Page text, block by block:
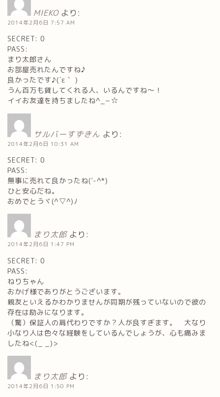
MIEKO より:
2014年2月6日 7:57 AM
SECRET: 0
PASS:
まり太郎さん
お部屋売れたんですね♪
良かったです♪(´ε｀ )
うん百万も貸してくれる人、いるんですね～！
イイお友達を持ちましたね^_−☆
サルバーすずきん より:
2014年2月6日 10:31 AM
SECRET: 0
PASS:
無事に売れて良かったね('-^*)
ひと安心だね。
おめでとうヾ(^▽^)ﾉ
まり太郎 より:
2014年2月6日 1:47 PM
SECRET: 0
PASS:
ねりちゃん
おかげ様でありがとうございます。
親友といえるかわかりませんが同期が残っていないので彼の
存在は励みになります。
（驚）保証人の肩代わりですか？人が良すぎます。 大なり
小なり人は色々な経験をしているんでしょうが、心も痛みま
したね<(_ _)>
まり太郎 より:
2014年2月6日 1:50 PM